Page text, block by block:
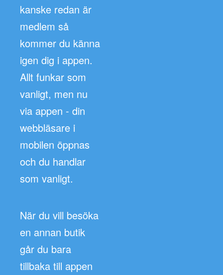
kanske redan är
medlem så
kommer du känna
igen dig i appen.
Allt funkar som
vanligt, men nu
via appen - din
webbläsare i
mobilen öppnas
och du handlar
som vanligt.
När du vill besöka
en annan butik
går du bara
tillbaka till appen